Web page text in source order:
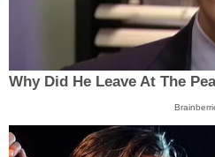
Why Did He Leave At The